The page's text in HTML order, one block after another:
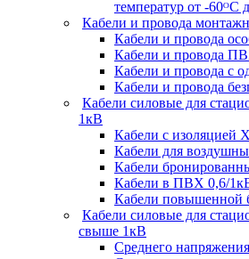
температур от -60ᴼC
Кабели и провода
Кабели и провода
Кабели и провода
Кабели и провода с
Кабели и провода
Кабели силовые для
1кВ
Кабели c изоляцией
Кабели для
Кабели
Кабели в ПВХ 0,6/
Кабели повышенной
Кабели силовые для
свыше 1кВ
Среднего